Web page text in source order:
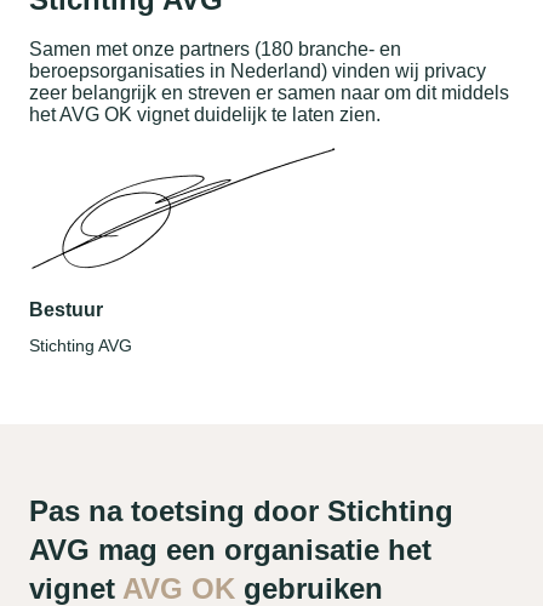
Samen met onze partners (180 branche- en
beroepsorganisaties in Nederland) vinden wij privacy
zeer belangrijk en streven er samen naar om dit middels
het AVG OK vignet duidelijk te laten zien.
Bestuur
Stichting AVG
Pas na toetsing door Stichting
AVG mag een organisatie het
vignet AVG OK gebruiken